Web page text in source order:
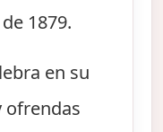
1879.
en su
ofrendas